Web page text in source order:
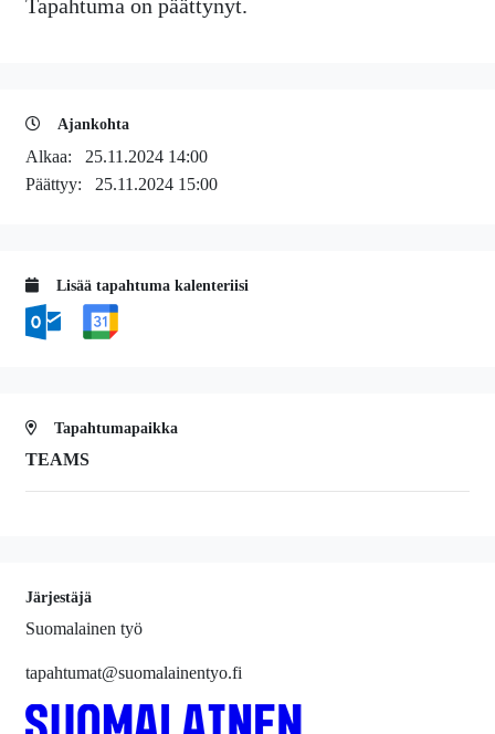
Tapahtuma on päättynyt.
Ajankohta
Alkaa: 25.11.2024 14:00
Päättyy: 25.11.2024 15:00
Lisää tapahtuma kalenteriisi
Tapahtumapaikka
TEAMS
Järjestäjä
Suomalainen työ
tapahtumat@suomalainentyo.fi